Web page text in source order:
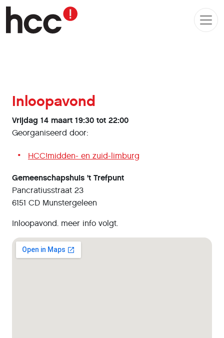
Inloopavond
Vrijdag 14 maart 19:30 tot 22:00
Georganiseerd door:
HCC!midden- en zuid-limburg
Gemeenschapshuis 't Trefpunt
Pancratiusstraat 23
6151 CD Munstergeleen
Inloopavond. meer info volgt.